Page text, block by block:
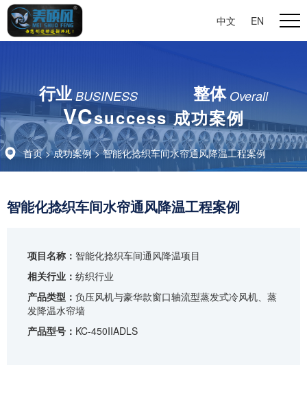
中文 EN
行业 BUSINESS 整体 Overall
VCsuccess 成功案例
首页>成功案例> 智能化捻织车间水帘通风降温工程案例
智能化捻织车间水帘通风降温工程案例
项目名称： 智能化捻织车间通风降温项目
相关行业： 纺织行业
产品类型： 负压风机与豪华款窗口轴流型蒸发式冷风机、蒸
发降温水帘墙
产品型号： KC-450IIADLS